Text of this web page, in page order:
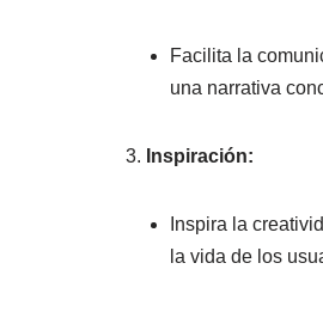
Facilita la
una narrativa
Inspiración:
Inspira la
la vida de los